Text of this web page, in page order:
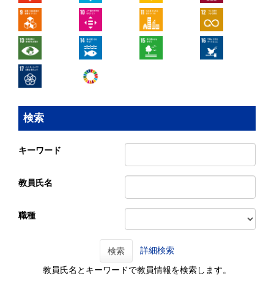
検索
キーワード
教員氏名
職種
検索 詳細検索
教員氏名とキーワードで教員情報を検索します。